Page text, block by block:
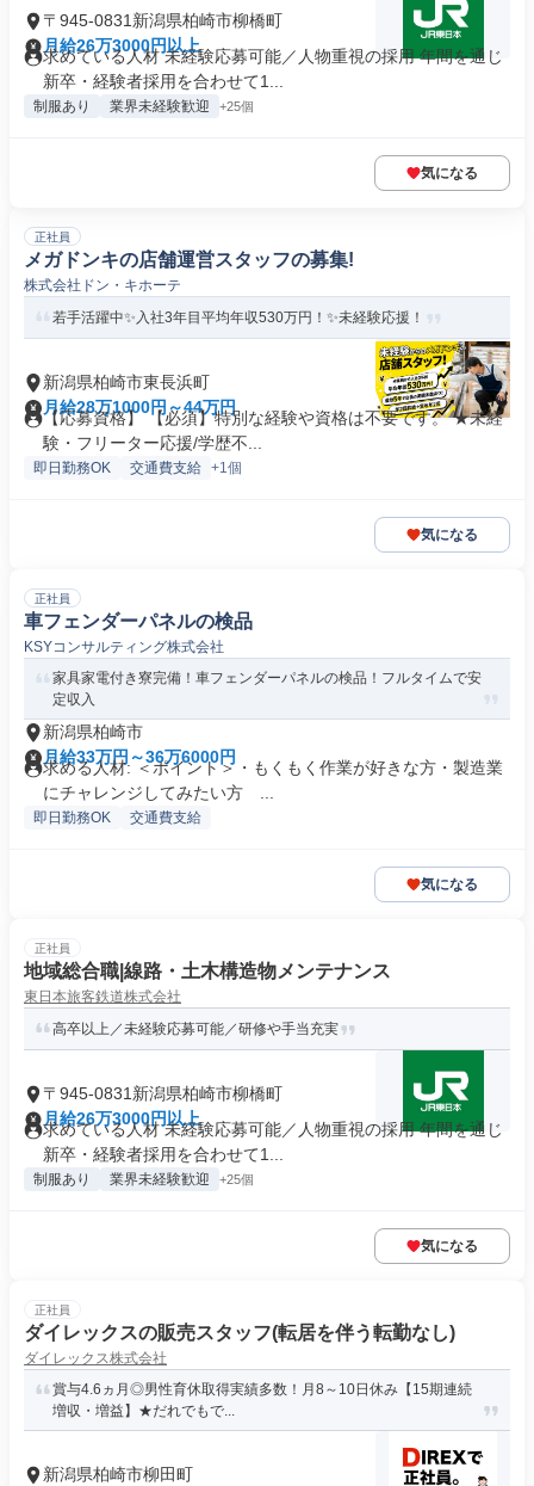
〒945-0831新潟県柏崎市柳橋町
月給26万3000円以上
求めている人材 未経験応募可能／人物重視の採用 年間を通じ
新卒・経験者採用を合わせて1...
制服あり 業界未経験歓迎 +25個
気になる
正社員
メガドンキの店舗運営スタッフの募集!
株式会社ドン・キホーテ
若手活躍中✨入社3年目平均年収530万円！✨未経験応援！
新潟県柏崎市東長浜町
月給28万1000円～44万円
【応募資格】 【必須】特別な経験や資格は不要です。 ★未経
験・フリーター応援/学歴不...
即日勤務OK 交通費支給 +1個
気になる
正社員
車フェンダーパネルの検品
KSYコンサルティング株式会社
家具家電付き寮完備！車フェンダーパネルの検品！フルタイムで安
定収入
新潟県柏崎市
月給33万円～36万6000円
求める人材: ＜ポイント＞・もくもく作業が好きな方・製造業
にチャレンジしてみたい方 ...
即日勤務OK 交通費支給
気になる
正社員
地域総合職|線路・土木構造物メンテナンス
東日本旅客鉄道株式会社
高卒以上／未経験応募可能／研修や手当充実
〒945-0831新潟県柏崎市柳橋町
月給26万3000円以上
求めている人材 未経験応募可能／人物重視の採用 年間を通じ
新卒・経験者採用を合わせて1...
制服あり 業界未経験歓迎 +25個
気になる
正社員
ダイレックスの販売スタッフ(転居を伴う転勤なし)
ダイレックス株式会社
賞与4.6ヵ月◎男性育休取得実績多数！月8～10日休み【15期連続
増収・増益】★だれでもで...
新潟県柏崎市柳田町